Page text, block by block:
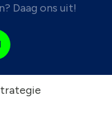
Daag ons uit!